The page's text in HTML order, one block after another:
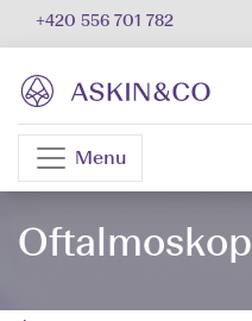
+420 556 701 782
Menu
Oftalmoskop